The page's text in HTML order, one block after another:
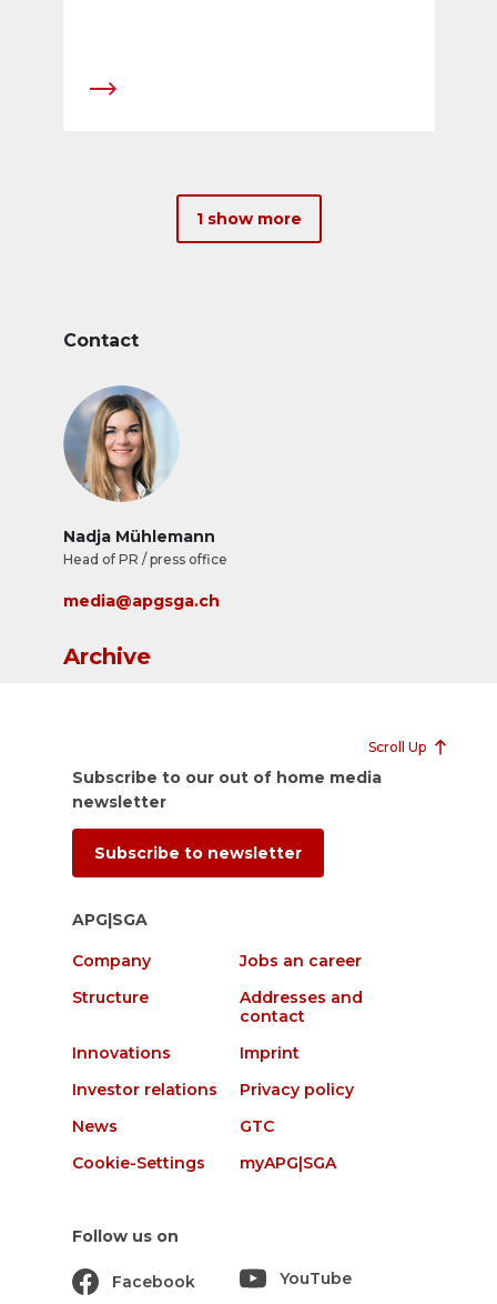
Chance auf eine der begehrten
geehrt, welche eine hochmoderne
Infrastruktur f&uuml;r die
aussergew&ouml;hnliche B&uuml;hnenshow
1 show more
Contact
Nadja Mühlemann
Head of PR / press office
media@apgsga.ch
Archive
Scroll Up
Subscribe to our out of home media
newsletter
Subscribe to newsletter
APG|SGA
Company
Jobs an career
Structure
Addresses and
contact
Innovations
Imprint
Investor relations
Privacy policy
News
GTC
Cookie-Settings
myAPG|SGA
Follow us on
Facebook YouTube